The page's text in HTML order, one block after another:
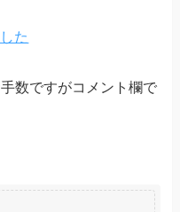
た
数ですがコメント欄で